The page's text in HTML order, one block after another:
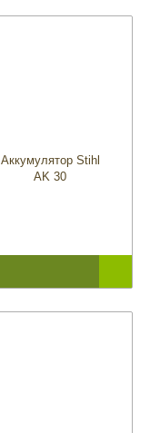
Аккумулятор Stihl
AK 30